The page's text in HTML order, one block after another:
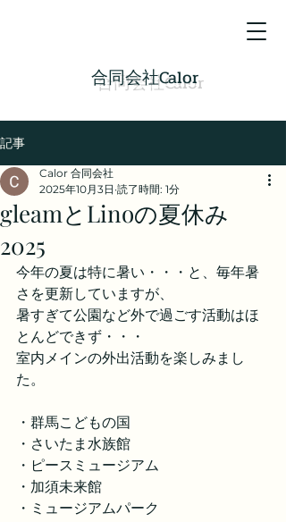
​合同会社Calor
記事
gleamとLinoの夏休み
2025
Calor 合同会社
2025年10月3日 読了時間: 1分
今年の夏は特に暑い・・・と、毎年暑
さを更新していますが、
暑すぎて公園など外で過ごす活動はほ
とんどできず・・・
室内メインの外出活動を楽しみまし
た。
・群馬こどもの国
・さいたま水族館
・ピースミュージアム
・加須未来館
・ミュージアムパーク